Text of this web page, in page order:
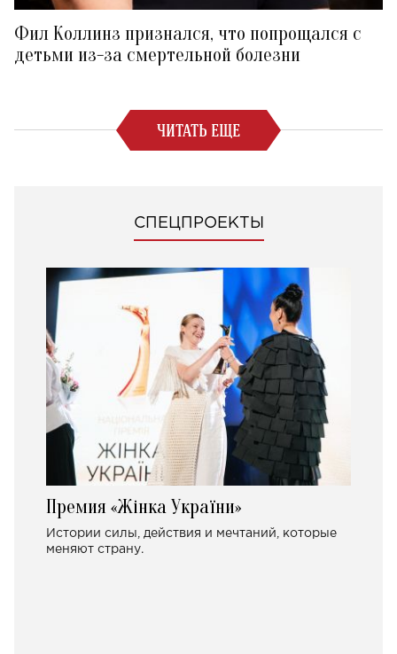
Фил Коллинз признался, что попрощался с
детьми из-за смертельной болезни
ЧИТАТЬ ЕЩЕ
СПЕЦПРОЕКТЫ
Премия «Жінка України»
Истории силы, действия и мечтаний, которые
меняют страну.